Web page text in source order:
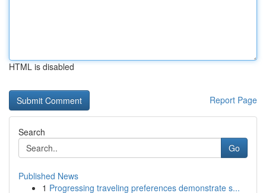
HTML is disabled
Report Page
Search
Go
Published News
1 Progressing traveling preferences demonstrate s...